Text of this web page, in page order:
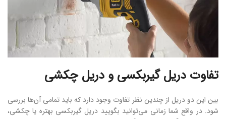
تفاوت دریل گیربکسی و دریل چکشی
بین این دو دریل از چندین نظر تفاوت وجود دارد که باید تمامی آن‌ها بررسی
شود. در واقع شما زمانی می‌توانید بگویید دریل گیربکسی بهتره یا چکشی،